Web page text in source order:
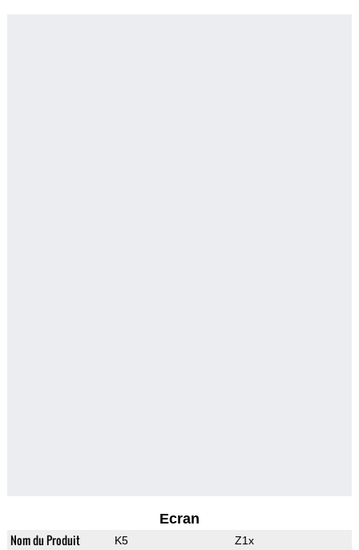
Ecran
Nom du Produit K5 Z1x